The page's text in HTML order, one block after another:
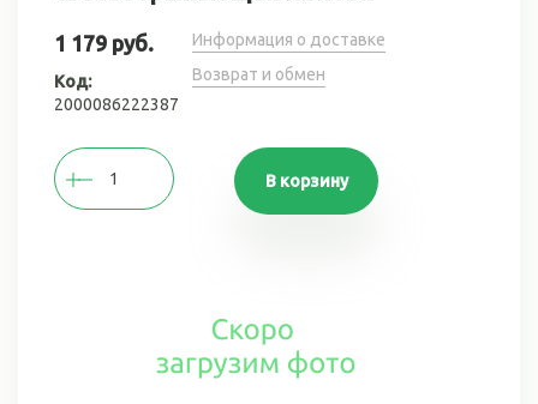
1 179 руб.
Код:
2000086222387
Информация о доставке
Возврат и обмен
В корзину